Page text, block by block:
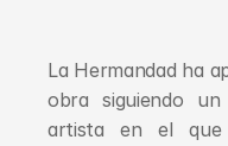
La Hermandad ha
obra siguiendo
artista en el que